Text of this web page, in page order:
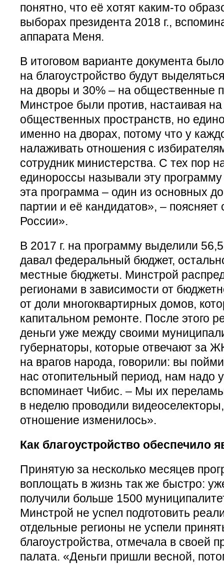
понятно, что её хотят каким-то
выборах президента 2018 г.,
аппарата Меня.
В итоговом варианте документа
на благоустройство будут
на дворы и 30% – на общественные
Минстрое были против, настаивая
общественных пространств, но
именно на дворах, потому что у
налаживать отношения с
сотрудник министерства. С тех пор
единороссы называли эту
эта программа – один из основных
партии и её кандидатов», –
России».
В 2017 г. на программу выделили
давал федеральный бюджет,
местные бюджеты. Минстрой
регионами в зависимости от
от доли многоквартирных домов,
капитальном ремонте. После этого
деньги уже между своими
губернаторы, которые отвечают за
на врагов народа, говорили: вы
нас отопительный период, нам надо
вспоминает Чибис. – Мы их
в неделю проводили
отношение изменилось».
Как благоустройство обеспечило
Принятую за несколько месяцев
воплощать в жизнь так же быстро:
получили больше 1500
Минстрой не успел подготовить
отдельные регионы не успели
благоустройства, отмечала в своей
палата. «Деньги пришли весной,